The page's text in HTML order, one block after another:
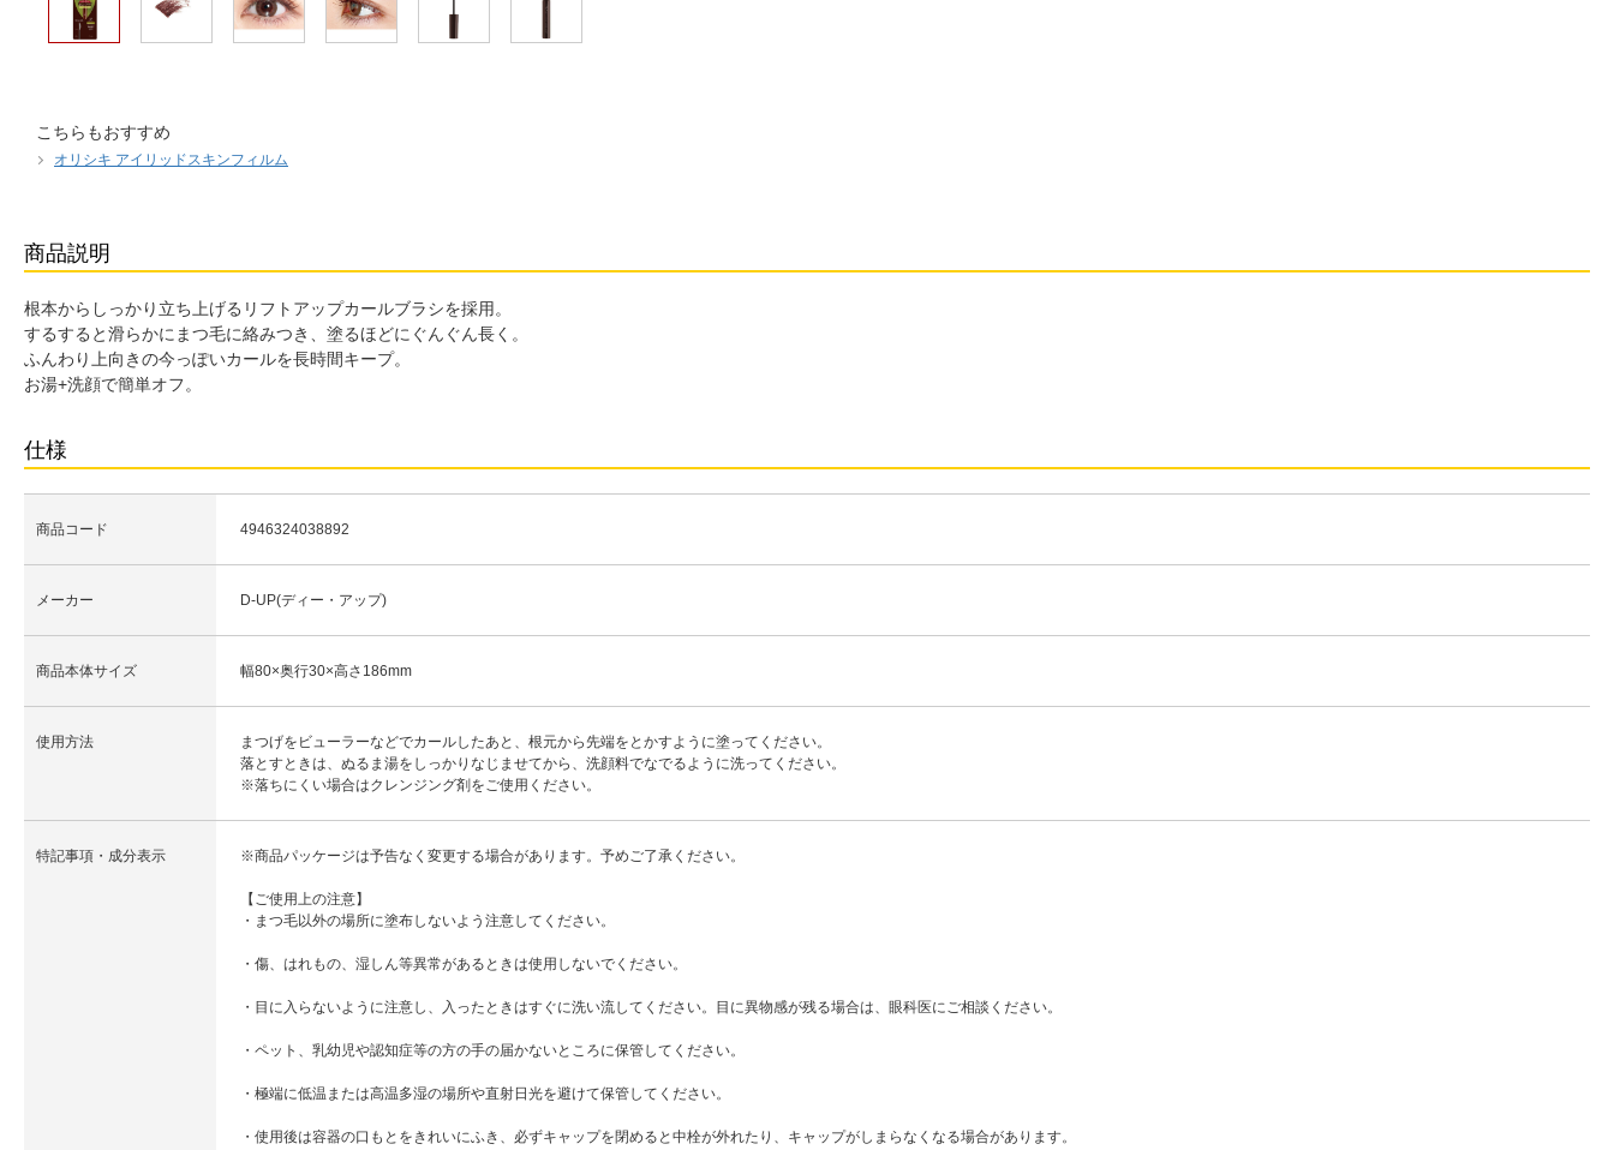
こちらもおすすめ
オリシキ アイリッドスキンフィルム
商品説明
根本からしっかり立ち上げるリフトアップカールブラシを採用。
するすると滑らかにまつ毛に絡みつき、塗るほどにぐんぐん長く。
ふんわり上向きの今っぽいカールを長時間キープ。
お湯+洗顔で簡単オフ。
仕様
商品コード 4946324038892
メーカー D-UP(ディー・アップ)
商品本体サイズ 幅80×奥行30×高さ186mm
使用方法
まつげをビューラーなどでカールしたあと、根元から先端をとかすように塗ってください。
落とすときは、ぬるま湯をしっかりなじませてから、洗顔料でなでるように洗ってください。
※落ちにくい場合はクレンジング剤をご使用ください。
特記事項・成分表示 ※商品パッケージは予告なく変更する場合があります。予めご了承ください。
【ご使用上の注意】
・まつ毛以外の場所に塗布しないよう注意してください。
・傷、はれもの、湿しん等異常があるときは使用しないでください。
・目に入らないように注意し、入ったときはすぐに洗い流してください。目に異物感が残る場合は、眼科医にご相談ください。
・ペット、乳幼児や認知症等の方の手の届かないところに保管してください。
・極端に低温または高温多湿の場所や直射日光を避けて保管してください。
・使用後は容器の口もとをきれいにふき、必ずキャップを閉めると中栓が外れたり、キャップがしまらなくなる場合があります。